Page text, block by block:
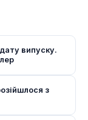
випуску.
з